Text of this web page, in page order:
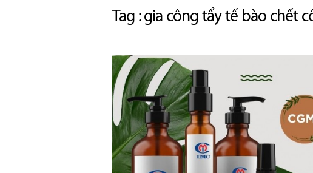
Tag :gia công tẩy tế bào chết